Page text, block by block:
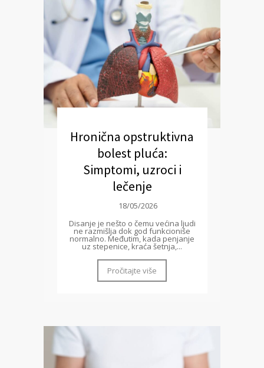
Hronična opstruktivna
bolest pluća:
Simptomi, uzroci i
lečenje
18/05/2026
Disanje je nešto o čemu većina ljudi
ne razmišlja dok god funkcioniše
normalno. Međutim, kada penjanje
uz stepenice, kraća šetnja,...
Pročitajte više